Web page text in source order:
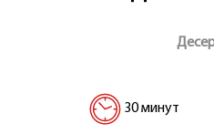
30 минут